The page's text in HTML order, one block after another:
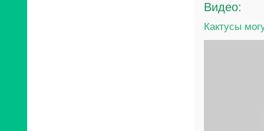
Видео:
Кактусы